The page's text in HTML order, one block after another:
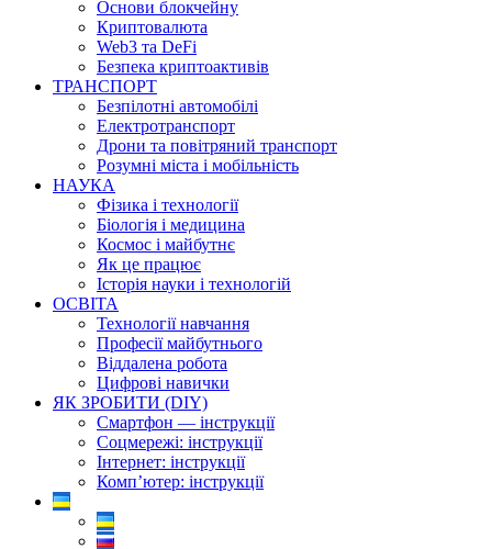
Основи блокчейну
Криптовалюта
Web3 та DeFi
Безпека криптоактивів
ТРАНСПОРТ
Безпілотні автомобілі
Електротранспорт
Дрони та повітряний транспорт
Розумні міста і мобільність
НАУКА
Фізика і технології
Біологія і медицина
Космос і майбутнє
Як це працює
Історія науки і технологій
ОСВІТА
Технології навчання
Професії майбутнього
Віддалена робота
Цифрові навички
ЯК ЗРОБИТИ (DIY)
Смартфон — інструкції
Соцмережі: інструкції
Інтернет: інструкції
Комп’ютер: інструкції